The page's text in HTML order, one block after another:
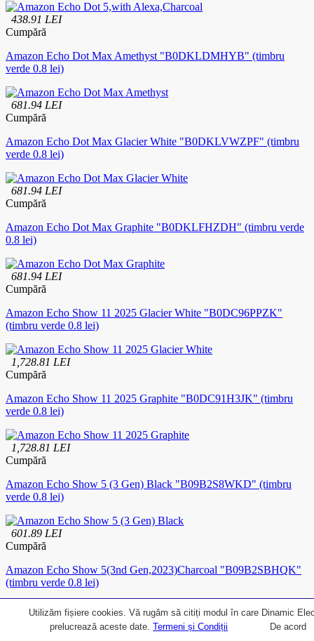
438.91 LEI
Cumpără
Amazon Echo Dot Max Amethyst "B0DKLDMHYB" (timbru
verde 0.8 lei)
681.94 LEI
Cumpără
Amazon Echo Dot Max Glacier White "B0DKLVWZPF" (timbru
verde 0.8 lei)
681.94 LEI
Cumpără
Amazon Echo Dot Max Graphite "B0DKLFHZDH" (timbru verde
0.8 lei)
681.94 LEI
Cumpără
Amazon Echo Show 11 2025 Glacier White "B0DC96PPZK"
(timbru verde 0.8 lei)
1,728.81 LEI
Cumpără
Amazon Echo Show 11 2025 Graphite "B0DC91H3JK" (timbru
verde 0.8 lei)
1,728.81 LEI
Cumpără
Amazon Echo Show 5 (3 Gen) Black "B09B2S8WKD" (timbru
verde 0.8 lei)
601.89 LEI
Cumpără
Amazon Echo Show 5(3nd Gen,2023)Charcoal "B09B2SBHQK"
(timbru verde 0.8 lei)
589.14 LEI
Utilizăm fișiere cookies. Vă rugăm să citiți modul în care Dinamic
prelucrează aceste date. Termeni și Condiții De acord